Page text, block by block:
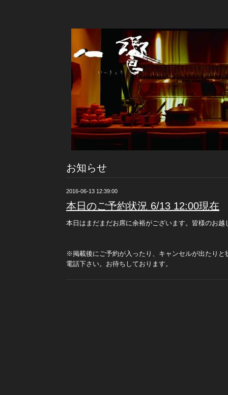
お知らせ
2016-06-13 12:39:00
本日のご予約状況 6/13 12:00現在
本日はまだまだお席に余裕がございます。皆様のお越
※掲載後にご予約が入ったり、キャンセルが出たりと
電話下さい。お待ちしております。